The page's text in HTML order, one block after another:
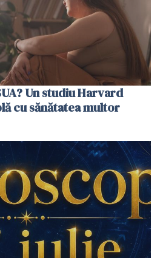
Un studiu Harvard
cu sănătatea multor